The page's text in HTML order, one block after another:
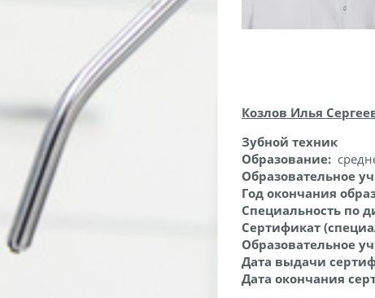
Козлов Илья
Зубной техник
Образование:
Образовательное
Год окончания
Специальность по
Сертификат
Образовательное
Дата выдачи
Дата окончания